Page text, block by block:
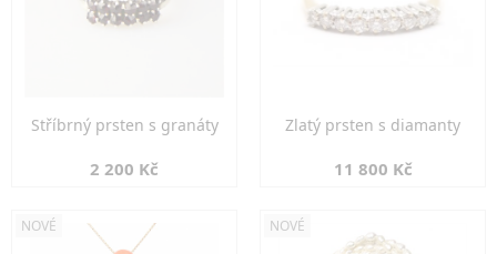
Stříbrný prsten s granáty
2 200 Kč
Zlatý prsten s diamanty
11 800 Kč
NOVÉ NOVÉ